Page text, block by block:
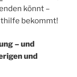
könnt –
bekommt!
– und
und